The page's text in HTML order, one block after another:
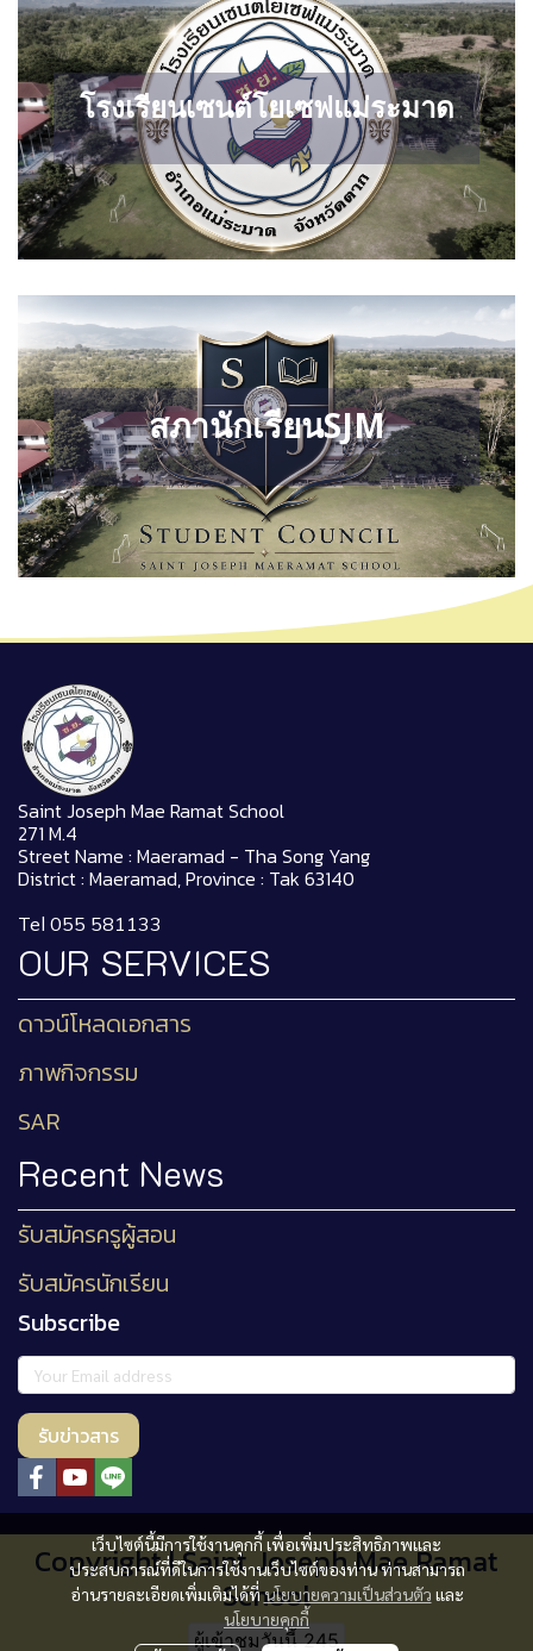
โรงเรียนเซนต์โยเซฟแม่ระมาด
สภานักเรียนSJM
เว็บไซต์นี้มีการใช้งานคุกกี้ เพื่อเพิ่มประสิทธิภาพและ
ประสบการณ์ที่ดีในการใช้งานเว็บไซต์ของท่าน ท่านสามารถ
อ่านรายละเอียดเพิ่มเติมได้ที่นโยบายความเป็นส่วนตัว และ
นโยบายคุกกี้
Saint Joseph Mae Ramat School
271 M.4
Street Name : Maeramad - Tha Song Yang
District : Maeramad, Province : Tak 63140
Tel 055 581133
OUR SERVICES
ดาวน์โหลดเอกสาร
ภาพกิจกรรม
SAR
Recent News
รับสมัครครูผู้สอน
รับสมัครนักเรียน
Subscribe
รับข่าวสาร
Copyright | Saint Joseph Mae Ramat
School
ผู้เข้าชมขณะนี้23